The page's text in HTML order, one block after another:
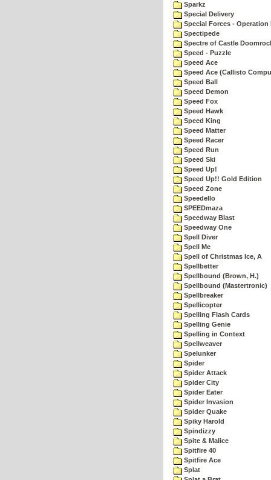
Sparkz
Special Delivery
Special Forces - Operation
Spectipede
Spectre of Castle
Speed - Puzzle
Speed Ace
Speed Ace (Callisto
Speed Ball
Speed Demon
Speed Fox
Speed Hawk
Speed King
Speed Matter
Speed Racer
Speed Run
Speed Ski
Speed Up!
Speed Up!! Gold Edition
Speed Zone
Speedello
SPEEDmaza
Speedway Blast
Speedway One
Spell Diver
Spell Me
Spell of Christmas Ice, A
Spellbetter
Spellbound (Brown, H.)
Spellbound (Mastertronic)
Spellbreaker
Spellicopter
Spelling Flash Cards
Spelling Genie
Spelling in Context
Spellweaver
Spelunker
Spider
Spider Attack
Spider City
Spider Eater
Spider Invasion
Spider Quake
Spiky Harold
Spindizzy
Spite & Malice
Spitfire 40
Spitfire Ace
Splat